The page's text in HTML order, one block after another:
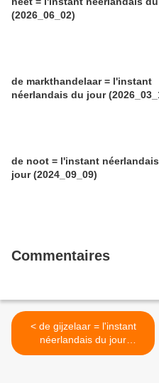
(2026_06_02)
de markthandelaar = l'instant
néerlandais du jour
de noot = l'instant
jour (2024_09_09)
Commentaires
< de gijzelaar = l'instant
néerlandais du jour
(2023_11_27)